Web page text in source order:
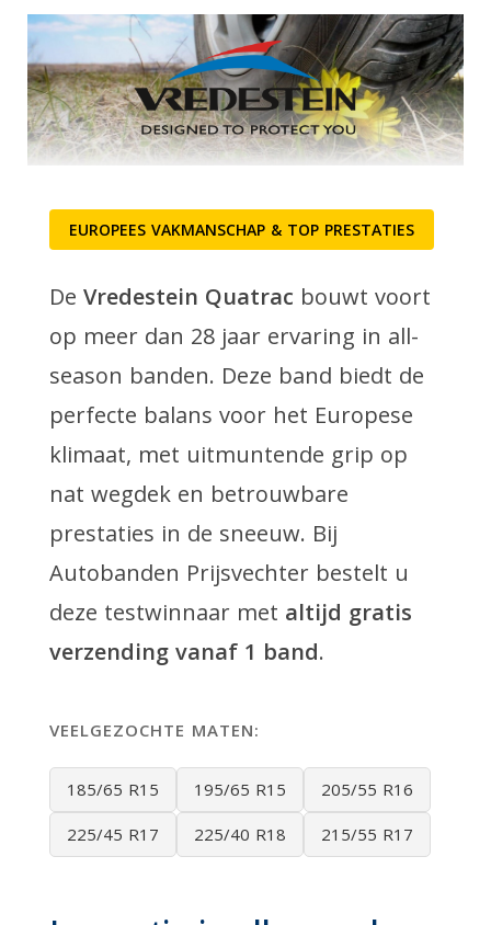
EUROPEES VAKMANSCHAP & TOP PRESTATIES
De Vredestein Quatrac bouwt voort
op meer dan 28 jaar ervaring in all-
season banden. Deze band biedt de
perfecte balans voor het Europese
klimaat, met uitmuntende grip op
nat wegdek en betrouwbare
prestaties in de sneeuw. Bij
Autobanden Prijsvechter bestelt u
deze testwinnaar met altijd gratis
verzending vanaf 1 band.
VEELGEZOCHTE MATEN:
185/65 R15 195/65 R15 205/55 R16
225/45 R17 225/40 R18 215/55 R17